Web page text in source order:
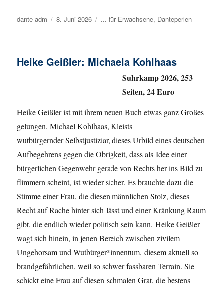
Autor
dante-adm
Veröffentlicht
8. Juni 2026 Kategorien
... für Erwachsene, Danteperlen
Heike Geißler: Michaela Kohlhaas
Suhrkamp 2026, 253
Seiten, 24 Euro
Heike Geißler ist mit ihrem neuen Buch etwas ganz Großes
gelungen. Michael Kohlhaas, Kleists
wutbürgernder Selbstjustiziar, dieses Urbild eines deutschen
Aufbegehrens gegen die Obrigkeit, dass als Idee einer
bürgerlichen Gegenwehr gerade von Rechts her ins Bild zu
flimmern scheint, ist wieder sicher. Es brauchte dazu die
Stimme einer Frau, die diesen männlichen Stolz, dieses
Recht auf Rache hinter sich lässt und einer Kränkung Raum
gibt, die endlich wieder politisch sein kann. Heike Geißler
wagt sich hinein, in jenen Bereich zwischen zivilem
Ungehorsam und Wutbürger*innentum, diesem aktuell so
brandgefährlichen, weil so schwer fassbaren Terrain. Sie
schickt eine Frau auf diesen schmalen Grat, die bestens